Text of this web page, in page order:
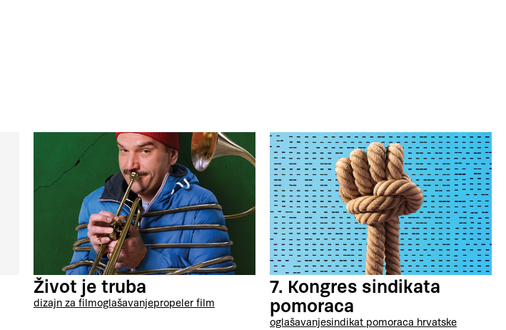
Život je truba
dizajn za filmoglašavanjepropeler film
7. Kongres sindikata
pomoraca
oglašavanjesindikat pomoraca hrvatske